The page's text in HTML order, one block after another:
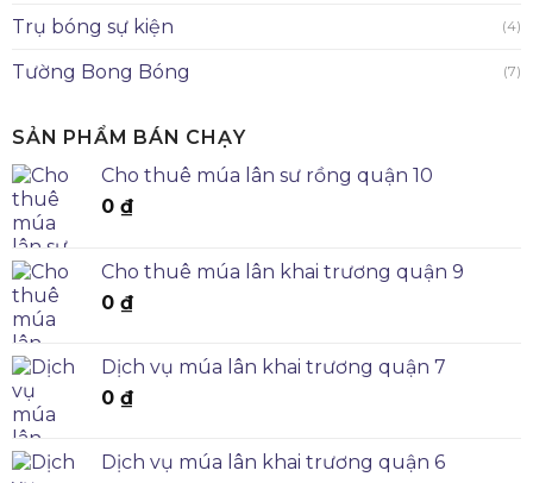
Trụ bóng sự kiện (4)
Tường Bong Bóng (7)
SẢN PHẨM BÁN CHẠY
Cho thuê múa lân sư rồng quận 10
0 ₫
Cho thuê múa lân khai trương quận 9
0 ₫
Dịch vụ múa lân khai trương quận 7
0 ₫
Dịch vụ múa lân khai trương quận 6